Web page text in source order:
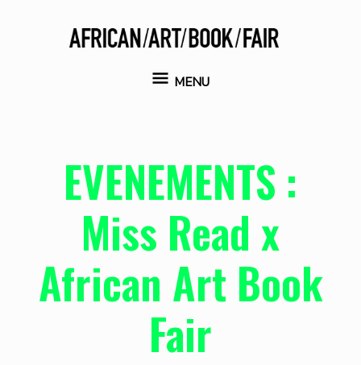
MENU
MENU
EVENEMENTS :
Miss Read x
African Art Book
Fair